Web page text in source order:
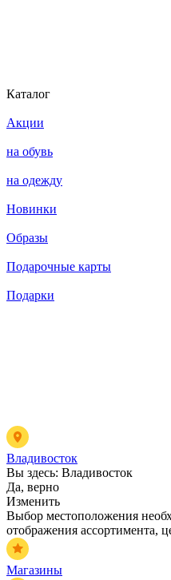
Каталог
Акции
на обувь
на одежду
Новинки
Образы
Подарочные карты
Подарки
Владивосток
Вы здесь: Владивосток
Да, верно
Изменить
Выбор местоположения
отображения ассортимента,
Магазины